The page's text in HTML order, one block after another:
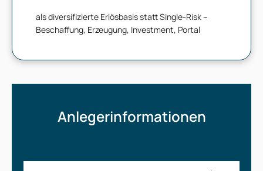
als diversifizierte Erlösbasis statt Single-Risk –
Beschaffung, Erzeugung, Investment, Portal
Anlegerinformationen